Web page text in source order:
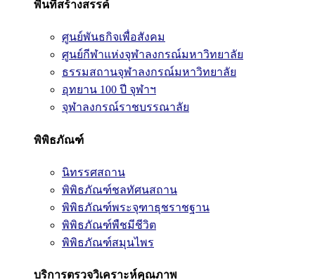
พื้นที่สร้างสรรค์
ศูนย์พันธกิจเพื่อสังคม
ศูนย์กีฬาแห่งจุฬาลงกรณ์มหาวิทยาลัย
ธรรมสถานจุฬาลงกรณ์มหาวิทยาลัย
อุทยาน 100 ปี จุฬาฯ
จุฬาลงกรณ์ราชบรรณาลัย
พิพิธภัณฑ์
นิทรรศสถาน
พิพิธภัณฑ์ชลทัศนสถาน
พิพิธภัณฑ์พระจุฑาธุชราชฐาน
พิพิธภัณฑ์พืชมีชีวิต
พิพิธภัณฑ์สมุนไพร
บริการตรวจวิเคราะห์คุณภาพ